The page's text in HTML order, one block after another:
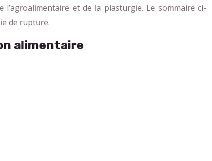
et de la plasturgie. Le sommaire ci-
de rupture.
alimentaire